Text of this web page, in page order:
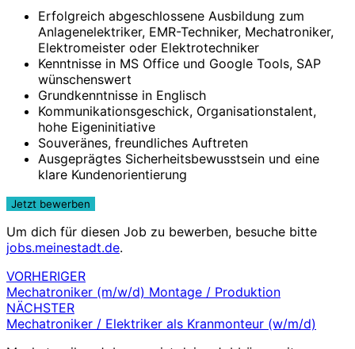
Erfolgreich abgeschlossene Ausbildung zum
Anlagenelektriker, EMR-Techniker, Mechatroniker,
Elektromeister oder Elektrotechniker
Kenntnisse in MS Office und Google Tools, SAP
wünschenswert
Grundkenntnisse in Englisch
Kommunikationsgeschick, Organisationstalent,
hohe Eigeninitiative
Souveränes, freundliches Auftreten
Ausgeprägtes Sicherheitsbewusstsein und eine
klare Kundenorientierung
Um dich für diesen Job zu bewerben, besuche bitte
jobs.meinestadt.de.
Beitragsnavigation
VORHERIGER
Mechatroniker (m/w/d) Montage / Produktion
NÄCHSTER
Mechatroniker / Elektriker als Kranmonteur (w/m/d)